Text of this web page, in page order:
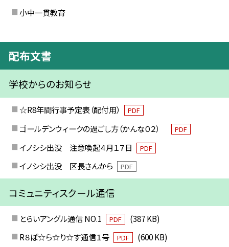
小中一貫教育
配布文書
学校からのお知らせ
☆R8年間行事予定表（配付用） PDF
ゴールデンウィークの過ごし方（かんな０２） PDF
イノシシ出没 注意喚起４月１７日 PDF
イノシシ出没 区長さんから PDF
コミュニティスクール通信
とらいアングル通信 NO.1 PDF
(387 KB)
R８ぽ☆ら☆り☆す通信１号
PDF (600 KB)